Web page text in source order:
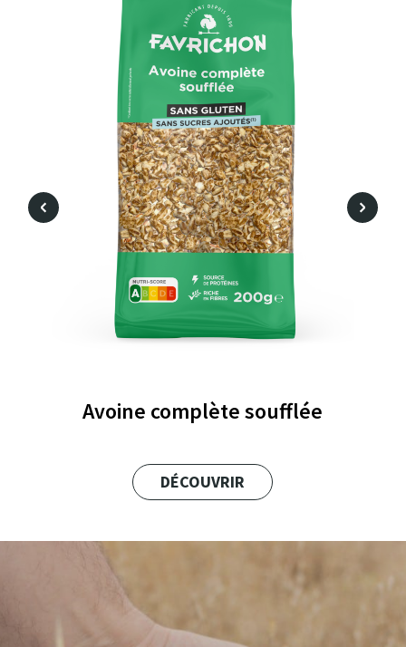
Avoine complète soufflée
DÉCOUVRIR